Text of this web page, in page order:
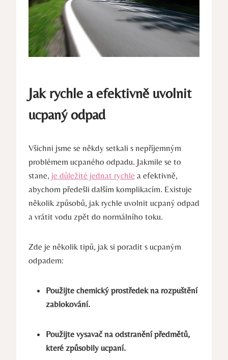
Jak rychle a efektivně uvolnit
ucpaný odpad
Všichni jsme se někdy setkali s nepříjemným
problémem ucpaného odpadu. Jakmile se to
stane, je důležité jednat rychle a efektivně,
abychom předešli dalším komplikacím. Existuje
několik způsobů, jak rychle uvolnit ucpaný odpad
a vrátit vodu zpět do normálního toku.
Zde je několik tipů, jak si poradit s ucpaným
odpadem:
Použijte chemický prostředek na rozpuštění
zablokování.
Použijte vysavač na odstranění předmětů,
které způsobily ucpaní.